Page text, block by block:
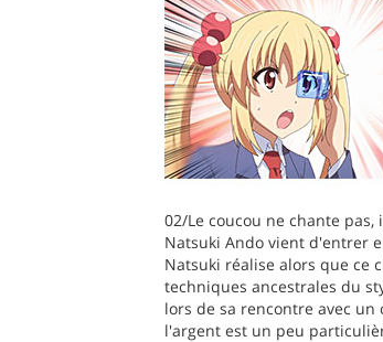
02/Le coucou ne chante
Natsuki Ando vient d'entrer
Natsuki réalise alors que ce
techniques ancestrales du
lors de sa rencontre avec
l'argent est un peu